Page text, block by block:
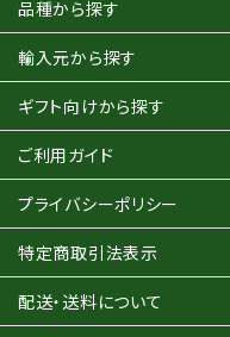
品種から探す
輸入元から探す
ギフト向けから探す
ご利用ガイド
プライバシーポリシー
特定商取引法表示
配送・送料について